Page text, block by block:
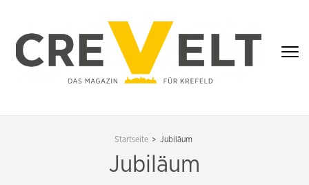
springen
(Enter
KREFELD
Startseite > Jubiläum
Jubiläum